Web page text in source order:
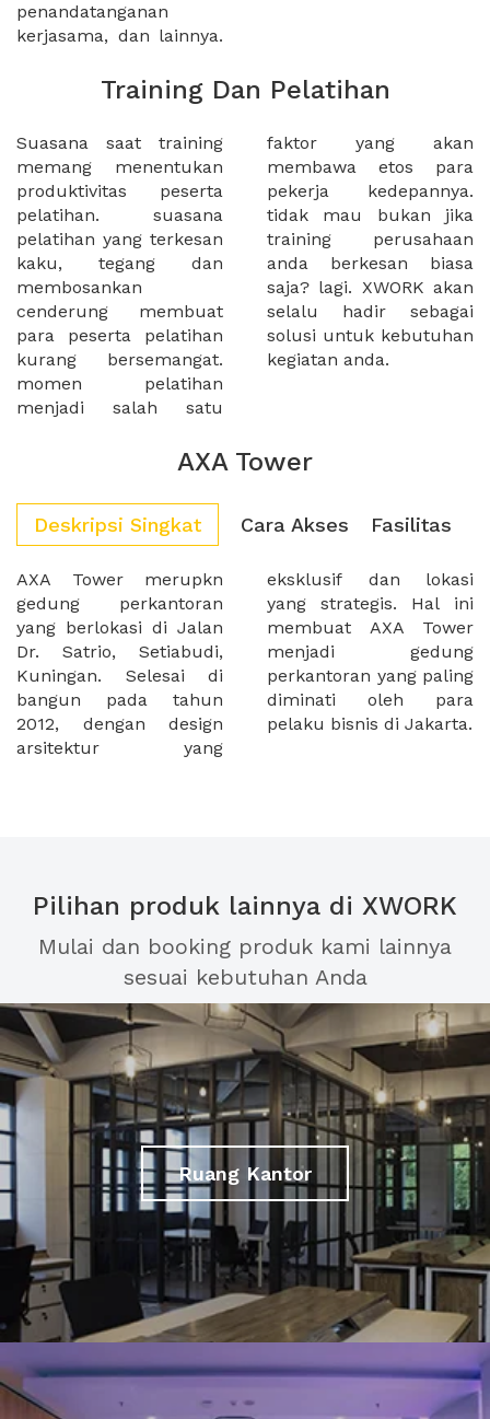
penandatanganan
kerjasama, dan lainnya.
Training Dan Pelatihan
Suasana saat training
memang menentukan
produktivitas peserta
pelatihan. suasana
pelatihan yang terkesan
kaku, tegang dan
membosankan
cenderung membuat
para peserta pelatihan
kurang bersemangat.
momen pelatihan
menjadi salah satu
faktor yang akan
membawa etos para
pekerja kedepannya.
tidak mau bukan jika
training perusahaan
anda berkesan biasa
saja? lagi. XWORK akan
selalu hadir sebagai
solusi untuk kebutuhan
kegiatan anda.
AXA Tower
Deskripsi Singkat Cara Akses Fasilitas
AXA Tower merupkn
gedung perkantoran
yang berlokasi di Jalan
Dr. Satrio, Setiabudi,
Kuningan. Selesai di
bangun pada tahun
2012, dengan design
arsitektur yang
eksklusif dan lokasi
yang strategis. Hal ini
membuat AXA Tower
menjadi gedung
perkantoran yang paling
diminati oleh para
pelaku bisnis di Jakarta.
Pilihan produk lainnya di XWORK
Mulai dan booking produk kami lainnya
sesuai kebutuhan Anda
Ruang Kantor